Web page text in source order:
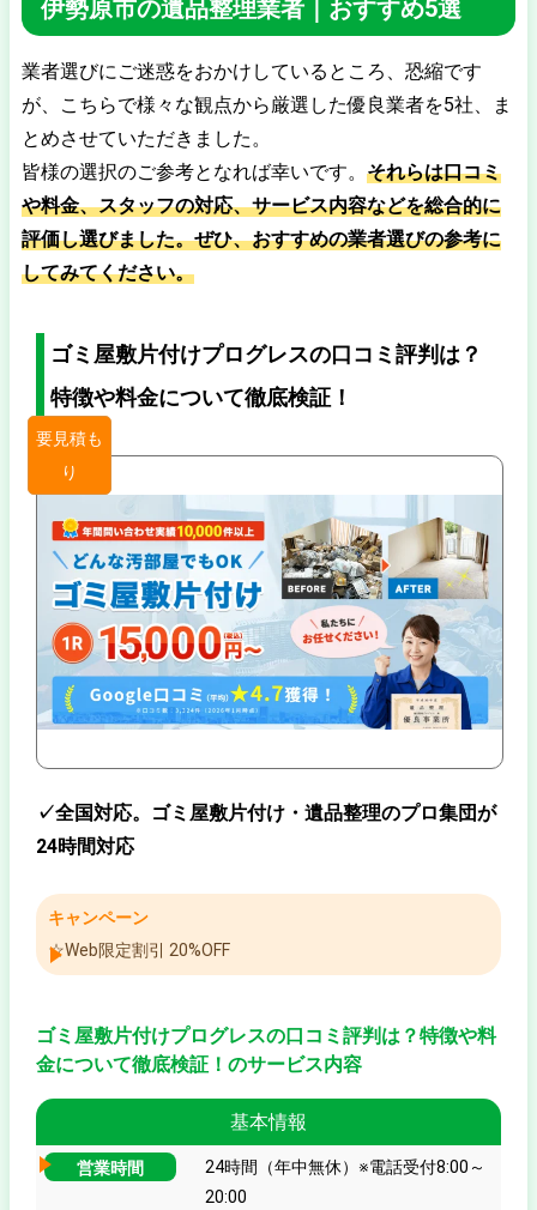
伊勢原市の遺品整理業者｜おすすめ5選
業者選びにご迷惑をおかけしているところ、恐縮です
が、こちらで様々な観点から厳選した優良業者を5社、ま
とめさせていただきました。
皆様の選択のご参考となれば幸いです。 それらは口コミ
や料金、スタッフの対応、サービス内容などを総合的に
評価し選びました。ぜひ、おすすめの業者選びの参考に
してみてください。
ゴミ屋敷片付けプログレスの口コミ評判は？
特徴や料金について徹底検証！
要見積も
り
✓全国対応。ゴミ屋敷片付け・遺品整理のプロ集団が
24時間対応
キャンペーン
☆Web限定割引 20%OFF
ゴミ屋敷片付けプログレスの口コミ評判は？特徴や料
金について徹底検証！のサービス内容
基本情報
営業時間
24時間（年中無休）※電話受付8:00～
20:00